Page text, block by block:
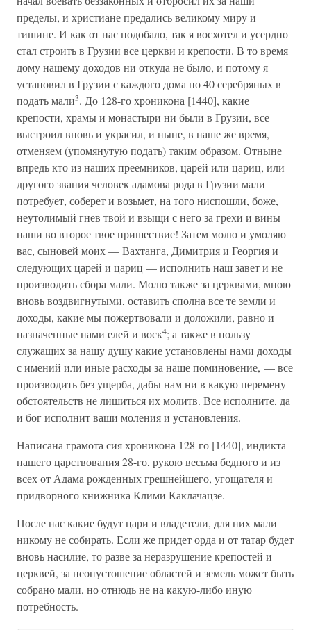
пределы, и христиане предались великому миру и
тишине. И как от нас подобало, так я восхотел и усердно
стал строить в Грузии все церкви и крепости. В то время
дому нашему доходов ни откуда не было, и потому я
установил в Грузии с каждого дома по 40 серебряных в
подать мали3. До 128-го хроникона [1440], какие
крепости, храмы и монастыри ни были в Грузии, все
выстроил вновь и украсил, и ныне, в наше же время,
отменяем (упомянутую подать) таким образом. Отныне
впредь кто из наших преемников, царей или цариц, или
другого звания человек адамова рода в Грузии мали
потребует, соберет и возьмет, на того ниспошли, боже,
неутолимый гнев твой и взыщи с него за грехи и вины
наши во второе твое пришествие! Затем молю и умоляю
вас, сыновей моих — Вахтанга, Димитрия и Георгия и
следующих царей и цариц — исполнить наш завет и не
производить сбора мали. Молю также за церквами, мною
вновь воздвигнутыми, оставить сполна все те земли и
доходы, какие мы пожертвовали и доложили, равно и
назначенные нами елей и воск4; а также в пользу
служащих за нашу душу какие установлены нами доходы
с имений или иные расходы за наше поминовение, — все
производить без ущерба, дабы нам ни в какую перемену
обстоятельств не лишиться их молитв. Все исполните, да
и бог исполнит ваши моления и установления.
Написана грамота сия хроникона 128-го [1440], индикта
нашего царствования 28-го, рукою весьма бедного и из
всех от Адама рожденных грешнейшего, угощателя и
придворного книжника Клими Каклачацзе.
После нас какие будут цари и владетели, для них мали
никому не собирать. Если же придет орда и от татар будет
вновь насилие, то разве за неразрушение крепостей и
церквей, за неопустошение областей и земель может быть
собрано мали, но отнюдь не на какую-либо иную
потребность.